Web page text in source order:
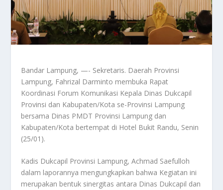
Bandar Lampung, —- Sekretaris. Daerah Provinsi
Lampung, Fahrizal Darminto membuka Rapat
Koordinasi Forum Komunikasi Kepala Dinas Dukcapil
Provinsi dan Kabupaten/Kota se-Provinsi Lampung
bersama Dinas PMDT Provinsi Lampung dan
Kabupaten/Kota bertempat di Hotel Bukit Randu, Senin
(25/01).
Kadis Dukcapil Provinsi Lampung, Achmad Saefulloh
dalam laporannya mengungkapkan bahwa Kegiatan ini
merupakan bentuk sinergitas antara Dinas Dukcapil dan